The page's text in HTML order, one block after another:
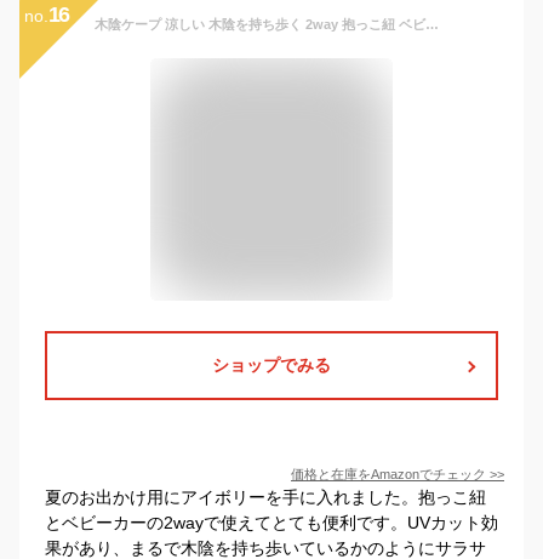
no. 16 木陰ケープ 涼しい 木陰を持ち歩く 2way 抱っこ紐 ベビーカー UVカット効果 春 夏 秋 吸水速乾 サラサラ快適 軽量 洗濯可能 アイボリー
ショップでみる
価格と在庫をAmazonでチェック >>
夏のお出かけ用にアイボリーを手に入れました。抱っこ紐
とベビーカーの2wayで使えてとても便利です。UVカット効
果があり、まるで木陰を持ち歩いているかのようにサラサ